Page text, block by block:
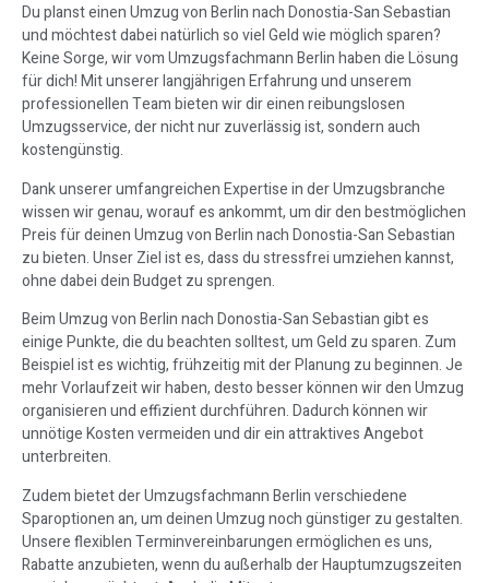
Du planst einen Umzug von Berlin nach Donostia-San Sebastian
und möchtest dabei natürlich so viel Geld wie möglich sparen?
Keine Sorge, wir vom Umzugsfachmann Berlin haben die Lösung
für dich! Mit unserer langjährigen Erfahrung und unserem
professionellen Team bieten wir dir einen reibungslosen
Umzugsservice, der nicht nur zuverlässig ist, sondern auch
kostengünstig.
Dank unserer umfangreichen Expertise in der Umzugsbranche
wissen wir genau, worauf es ankommt, um dir den bestmöglichen
Preis für deinen Umzug von Berlin nach Donostia-San Sebastian
zu bieten. Unser Ziel ist es, dass du stressfrei umziehen kannst,
ohne dabei dein Budget zu sprengen.
Beim Umzug von Berlin nach Donostia-San Sebastian gibt es
einige Punkte, die du beachten solltest, um Geld zu sparen. Zum
Beispiel ist es wichtig, frühzeitig mit der Planung zu beginnen. Je
mehr Vorlaufzeit wir haben, desto besser können wir den Umzug
organisieren und effizient durchführen. Dadurch können wir
unnötige Kosten vermeiden und dir ein attraktives Angebot
unterbreiten.
Zudem bietet der Umzugsfachmann Berlin verschiedene
Sparoptionen an, um deinen Umzug noch günstiger zu gestalten.
Unsere flexiblen Terminvereinbarungen ermöglichen es uns,
Rabatte anzubieten, wenn du außerhalb der Hauptumzugszeiten